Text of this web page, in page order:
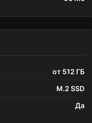
от 512 ГБ
M.2 SSD
Да